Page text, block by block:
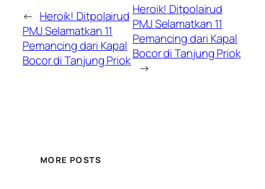
← Heroik! Ditpolairud
PMJ Selamatkan 11
Pemancing dari Kapal
Bocor di Tanjung Priok
Heroik! Ditpolairud
PMJ Selamatkan 11
Pemancing dari Kapal
Bocor di Tanjung Priok
→
MORE POSTS